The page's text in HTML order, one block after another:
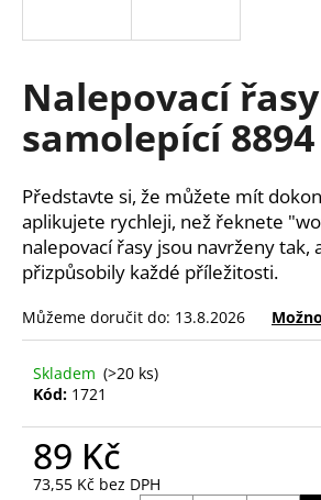
Nalepovací řasy
samolepící 8894
Představte si, že můžete mít
aplikujete rychleji, než řeknete
nalepovací řasy jsou navrženy tak,
přizpůsobily každé příležitosti.
Můžeme doručit do: 13.8.2026
Skladem (>20 ks)
Kód: 1721
89 Kč
73,55 Kč bez DPH
í
t
?
HLEDAT
o
p
o
u